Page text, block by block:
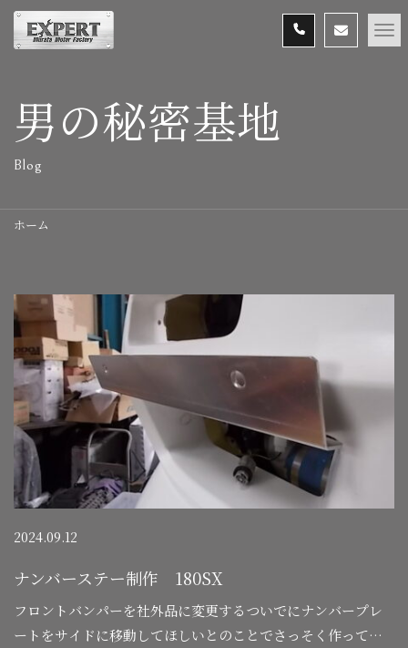
男の秘密基地
Blog
ホーム
2024.09.12
ナンバーステー制作 180SX
フロントバンパーを社外品に変更するついでにナンバープレ
ートをサイドに移動してほしいとのことでさっそく作って見